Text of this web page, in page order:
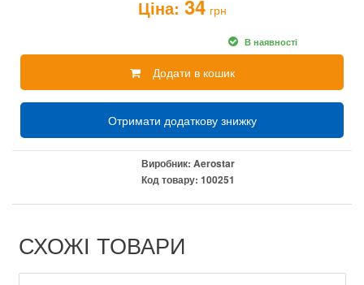
Ціна: 34 грн
В наявності
Додати в кошик
Отримати додаткову знижку
Виробник: Aerostar
Код товару: 100251
СХОЖІ ТОВАРИ